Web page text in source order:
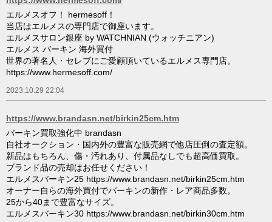
エルメスオフ！ hermesoff！
当店はエルメスの専門店で御座います。
エルメスサロン銀座 by WATCHNIAN (ウォッチニアン)
エルメス バーキン 海外買付
世界の著名人・セレブにご愛顧頂いているエルメス専門店。
https://www.hermesoff.com/
2023.10.29 22:04
https://www.brandasn.net/birkin25cm.htm
バーキン買取強化中 brandasn
自社オークション・国内外の豊富な販売網で他店圧倒の査定額。
新品はもちろん、傷・汚れあり、付属品なしでも超高価買取。
ブランド品の売却はお任せください！
エルメスバーキン25 https://www.brandasn.net/birkin25cm.htm
オーナー自らの海外買付でバーキンの新作・レア商品多数。
25から40まで豊富なサイズ。
エルメスバーキン30 https://www.brandasn.net/birkin30cm.htm